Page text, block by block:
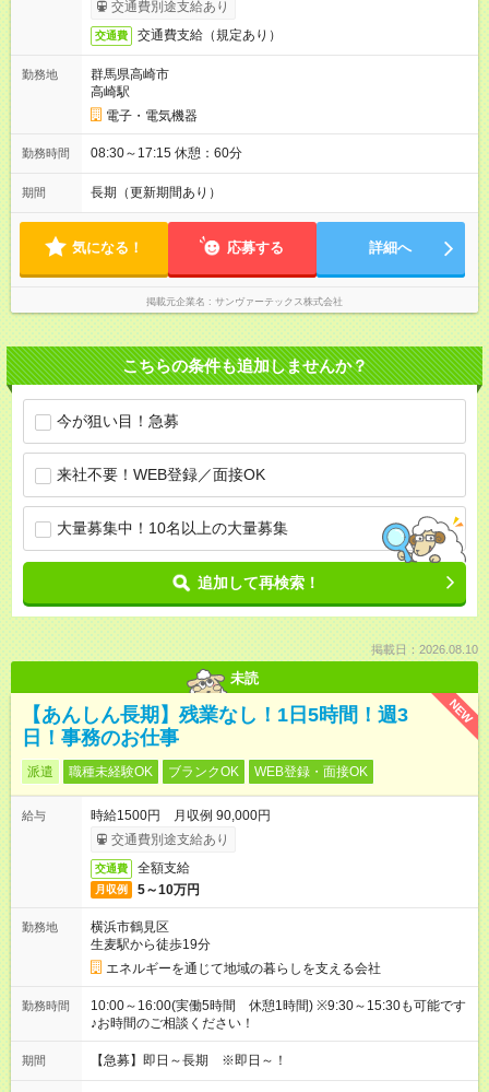
交通費別途支給あり
交通費 交通費支給（規定あり）
勤務地
群馬県高崎市
高崎駅
電子・電気機器
勤務時間 08:30～17:15 休憩：60分
期間 長期（更新期間あり）
気になる！ 応募する 詳細へ
掲載元企業名 サンヴァーテックス株式会社
こちらの条件も追加しませんか？
今が狙い目！急募
来社不要！WEB登録／面接OK
大量募集中！10名以上の大量募集
追加して再検索！
掲載日：2026.08.10
未読
NEW
【あんしん長期】残業なし！1日5時間！週3
日！事務のお仕事
派遣 職種未経験OK ブランクOK WEB登録・面接OK
給与
時給1500円 月収例 90,000円
交通費別途支給あり
交通費 全額支給
月収例 5～10万円
勤務地
横浜市鶴見区
生麦駅から徒歩19分
エネルギーを通じて地域の暮らしを支える会社
勤務時間
10:00～16:00(実働5時間 休憩1時間) ※9:30～15:30も可能です
♪お時間のご相談ください！
期間 【急募】即日～長期 ※即日～！